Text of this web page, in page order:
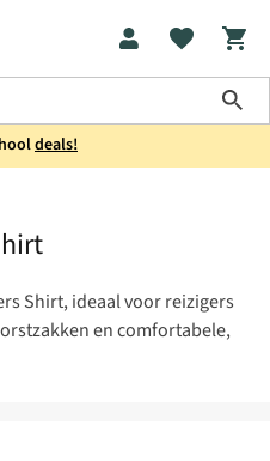
deals!
Shirt, ideaal voor reizigers
en comfortabele,